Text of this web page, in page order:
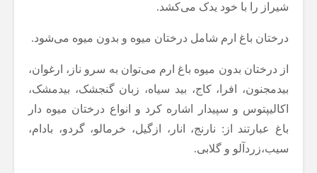
شیراز را با خود یدک می‌کشد.
درختان باغ ارم شامل درختان میوه و بدون میوه می‌شود.
از درختان بدون میوه باغ ارم می‌توان به سرو ناز، ارغوان،
بیدمجنون، افرا، کاج، بید سیاه، زبان گنجشک، بیدمشک،
اکالیپتوس و سپیدار اشاره کرد و انواع درختان میوه دار
باغ عبارتند از: نارنج، انار، ازگیل، خرمالو، گردو، بادام،
سیب،زردآلو و گلابی.